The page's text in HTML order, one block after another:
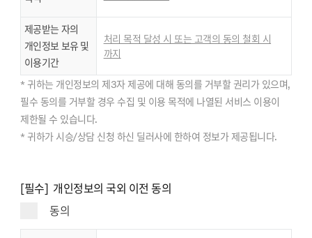
제공받는 자의
개인정보 보유 및
이용기간
처리 목적 달성 시 또는 고객의 동의 철회 시
까지
* 귀하는 개인정보의 제3자 제공에 대해 동의를 거부할 권리가 있으며,
필수 동의를 거부할 경우 수집 및 이용 목적에 나열된 서비스 이용이
제한될 수 있습니다.
* 귀하가 시승/상담 신청 하신 딜러사에 한하여 정보가 제공됩니다.
[필수] 개인정보의 국외 이전 동의
동의